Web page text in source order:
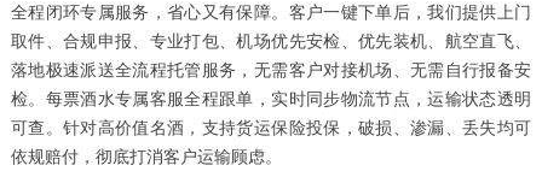
全程闭环专属服务，省心又有保障。客户一键下单后，我们提供上门
取件、合规申报、专业打包、机场优先安检、优先装机、航空直飞、
落地极速派送全流程托管服务，无需客户对接机场、无需自行报备安
检。每票酒水专属客服全程跟单，实时同步物流节点，运输状态透明
可查。针对高价值名酒，支持货运保险投保，破损、渗漏、丢失均可
依规赔付，彻底打消客户运输顾虑。